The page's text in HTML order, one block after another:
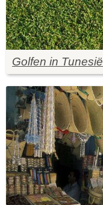
Golfen in Tunesië